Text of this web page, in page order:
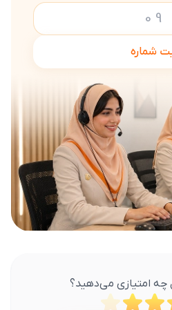
شماره
امتیازی می‌دهید؟